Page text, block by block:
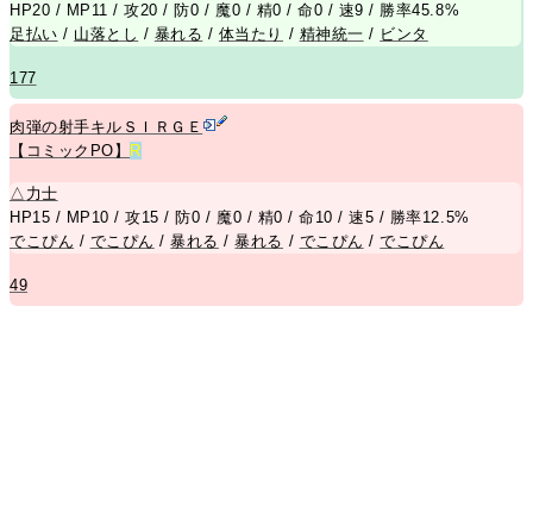
HP20 / MP11 / 攻20 / 防0 / 魔0 / 精0 / 命0 / 速9 / 勝率45.8%
足払い / 山落とし / 暴れる / 体当たり / 精神統一 / ビンタ
177
肉弾の射手キルＳＩＲＧＥ
【コミックPO】
R
△ 力士
HP15 / MP10 / 攻15 / 防0 / 魔0 / 精0 / 命10 / 速5 / 勝率12.5%
でこぴん / でこぴん /暴れる /暴れる / でこぴん /でこぴん
49